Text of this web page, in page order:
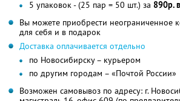
5 упаковок - (25 пар = 50 шт.) за 890р.
Вы можете приобрести неограниченное
для себя и в подарок
Доставка оплачивается отдельно
по Новосибирску – курьером
по другим городам – «Почтой России»
Возможен самовывоз по адресу: г.